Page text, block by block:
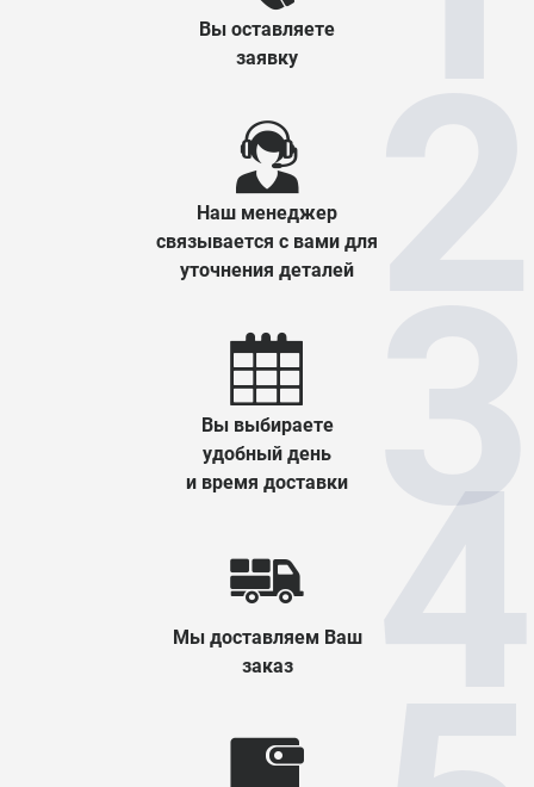
Вы оставляете
заявку
Наш менеджер
связывается с вами для
уточнения деталей
Вы выбираете
удобный день
и время доставки
Мы доставляем Ваш
заказ